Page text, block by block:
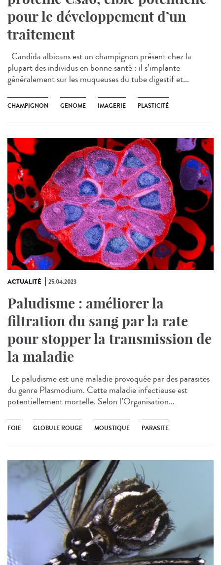
pour le développement d’un
traitement
Candida albicans est un champignon présent chez la
plupart des individus en bonne santé : il s’implante
généralement sur les muqueuses du tube digestif et...
CHAMPIGNON GENOME IMAGERIE PLASTICITÉ
ACTUALITÉ 25.04.2023
Paludisme : améliorer la
filtration du sang par la rate
pour stopper la transmission de
la maladie
Le paludisme est une maladie provoquée par des parasites
du genre Plasmodium. Cette maladie infectieuse est
potentiellement mortelle. Selon l’Organisation...
FOIE GLOBULE ROUGE MOUSTIQUE PARASITE